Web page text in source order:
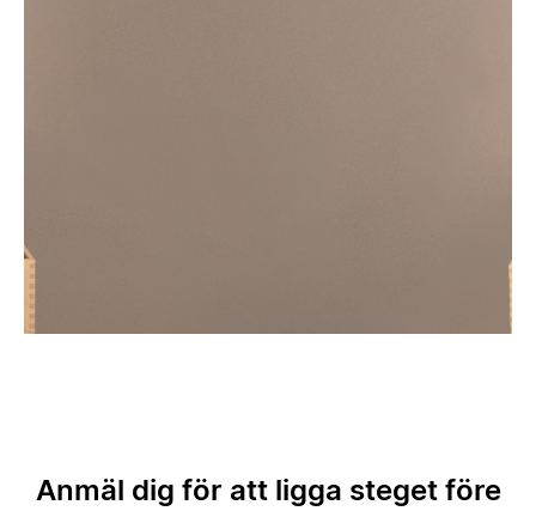
Anmäl dig för att ligga steget före